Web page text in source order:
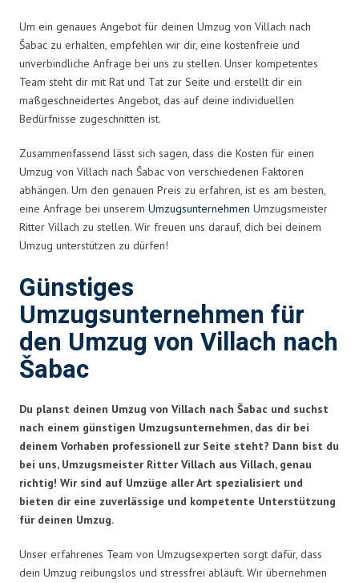
Um ein genaues Angebot für deinen Umzug von Villach nach
Šabac zu erhalten, empfehlen wir dir, eine kostenfreie und
unverbindliche Anfrage bei uns zu stellen. Unser kompetentes
Team steht dir mit Rat und Tat zur Seite und erstellt dir ein
maßgeschneidertes Angebot, das auf deine individuellen
Bedürfnisse zugeschnitten ist.
Zusammenfassend lässt sich sagen, dass die Kosten für einen
Umzug von Villach nach Šabac von verschiedenen Faktoren
abhängen. Um den genauen Preis zu erfahren, ist es am besten,
eine Anfrage bei unserem Umzugsunternehmen Umzugsmeister
Ritter Villach zu stellen. Wir freuen uns darauf, dich bei deinem
Umzug unterstützen zu dürfen!
Günstiges
Umzugsunternehmen für
den Umzug von Villach nach
Šabac
Du planst deinen Umzug von Villach nach Šabac und suchst
nach einem günstigen Umzugsunternehmen, das dir bei
deinem Vorhaben professionell zur Seite steht? Dann bist du
bei uns, Umzugsmeister Ritter Villach aus Villach, genau
richtig! Wir sind auf Umzüge aller Art spezialisiert und
bieten dir eine zuverlässige und kompetente Unterstützung
für deinen Umzug.
Unser erfahrenes Team von Umzugsexperten sorgt dafür, dass
dein Umzug reibungslos und stressfrei abläuft. Wir übernehmen